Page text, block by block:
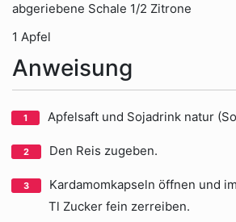
abgeriebene Schale 1/2 Zitrone
1 Apfel
Anweisung
Apfelsaft und Sojadrink natur
Den Reis zugeben.
Kardamomkapseln öffnen und
Tl Zucker fein zerreiben.